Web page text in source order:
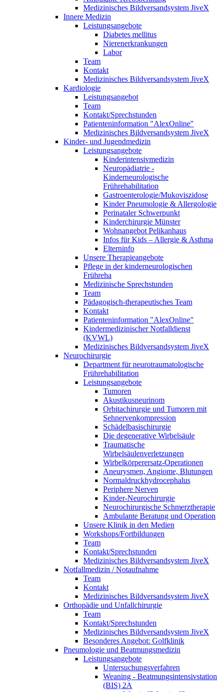
Medizinisches Bildversandsystem JiveX
Innere Medizin
Leistungsangebote
Diabetes mellitus
Nierenerkrankungen
Labor
Team
Kontakt
Medizinisches Bildversandsystem JiveX
Kardiologie
Leistungsangebot
Team
Kontakt/Sprechstunden
Patienteninformation "AlexOnline"
Medizinisches Bildversandsystem JiveX
Kinder- und Jugendmedizin
Leistungsangebote
Kinderintensivmedizin
Neuropädiatrie -
Kinderneurologische
Frührehabilitation
Gastroenterologie/Mukoviszidose
Kinder Pneumologie & Allergologie
Perinataler Schwerpunkt
Kinderchirurgie Münster
Wohnangebot Pelikanhaus
Infos für Kids – Allergie & Asthma
Elterninfo
Unsere Therapieangebote
Pflege in der kinderneurologischen
Frühreha
Medizinische Sprechstunden
Team
Pädagogisch-therapeutisches Team
Kontakt
Patienteninformation "AlexOnline"
Kindermedizinischer Notfalldienst
(KVWL)
Medizinisches Bildversandsystem JiveX
Neurochirurgie
Department für neurotraumatologische
Frührehabilitation
Leistungsangebote
Tumoren
Akustikusneurinom
Orbitachirurgie und Tumoren mit
Sehnervenkompression
Schädelbasischirurgie
Die degenerative Wirbelsäule
Traumatische
Wirbelsäulenverletzungen
Wirbelkörperersatz-Operationen
Aneurysmen, Angiome, Blutungen
Normaldruckhydrocephalus
Periphere Nerven
Kinder-Neurochirurgie
Neurochirurgische Schmerztherapie
Ambulante Beratung und Operation
Unsere Klinik in den Medien
Workshops/Fortbildungen
Team
Kontakt/Sprechstunden
Medizinisches Bildversandsystem JiveX
Notfallmedizin / Notaufnahme
Team
Kontakt
Medizinisches Bildversandsystem JiveX
Orthopädie und Unfallchirurgie
Team
Kontakt/Sprechstunden
Medizinisches Bildversandsystem JiveX
Besonderes Angebot: Golfklinik
Pneumologie und Beatmungsmedizin
Leistungsangebote
Untersuchungsverfahren
Weaning - Beatmungsintensivstation
(BIS) 2A